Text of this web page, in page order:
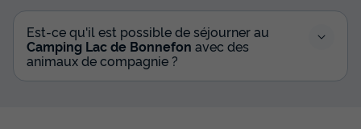
Meilleur prix pour 7 nuits
679 €
Est-ce qu'il est possible de séjourner au
Camping Lac de Bonnefon avec des
animaux de compagnie ?